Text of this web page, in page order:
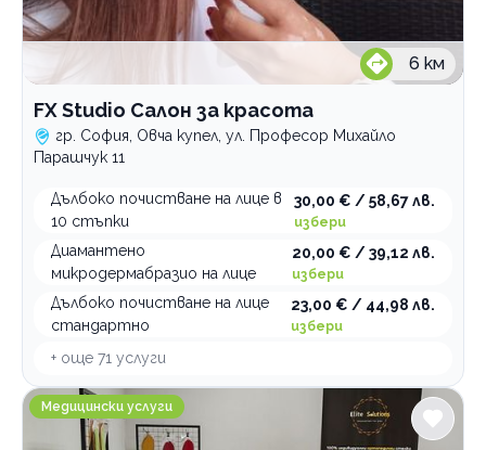
6 км
FX Studio Салон за красота
гр. София, Овча купел, ул. Професор Михайло
Парашчук 11
Дълбоко почистване на лице в
10 стъпки
30,00 € / 58,67 лв.
избери
Диамантено
микродермабразио на лице
20,00 € / 39,12 лв.
избери
Дълбоко почистване на лице
стандартно
23,00 € / 44,98 лв.
избери
+ още 71 услуги
Индивидуални ортопедични стелки Elite Solutions
Медицински услуги